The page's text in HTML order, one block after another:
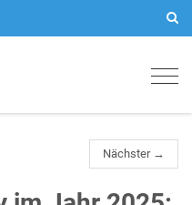
Nächster →